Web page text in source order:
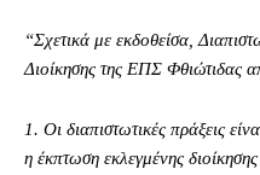
“Σχετικά με εκδοθείσα,
Διοίκησης της ΕΠΣ Φθιώτιδας
1. Οι διαπιστωτικές πράξεις
η έκπτωση εκλεγμένης